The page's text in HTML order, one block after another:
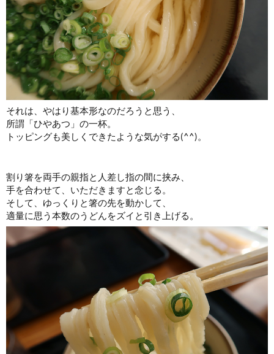
それは、やはり基本形なのだろうと思う、
所謂「ひやあつ」の一杯。
トッピングも美しくできたような気がする(^^)。
割り箸を両手の親指と人差し指の間に挟み、
手を合わせて、いただきますと念じる。
そして、ゆっくりと箸の先を動かして、
適量に思う本数のうどんをズイと引き上げる。